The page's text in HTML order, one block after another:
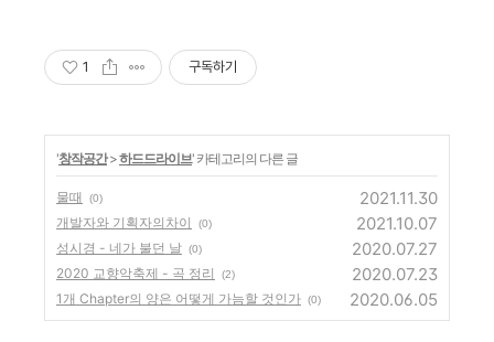
1 구독하기
'창작공간>하드드라이브' 카테고리의 다른 글
물때 (0) 2021.11.30
개발자와 기획자의차이 (0) 2021.10.07
성시경 - 네가 불던 날 (0) 2020.07.27
2020 교향악축제 - 곡 정리 (2) 2020.07.23
1개 Chapter의 양은 어떻게 가늠할 것인가 (0) 2020.06.05